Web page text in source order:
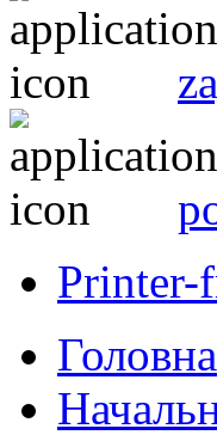
Printer-
Головна